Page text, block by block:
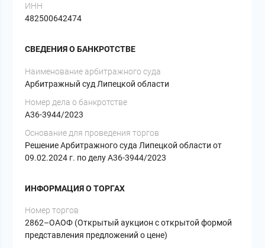
ИНН
482500642474
СВЕДЕНИЯ О БАНКРОТСТВЕ
Наименование арбитражного суда
Арбитражный суд Липецкой области
Номер дела о банкротстве
А36-3944/2023
Основание для проведения торгов
Решение Арбитражного суда Липецкой области от
09.02.2024 г. по делу А36-3944/2023
ИНФОРМАЦИЯ О ТОРГАХ
Номер торгов
2862–ОАОФ (Открытый аукцион с открытой формой
представления предложений о цене)